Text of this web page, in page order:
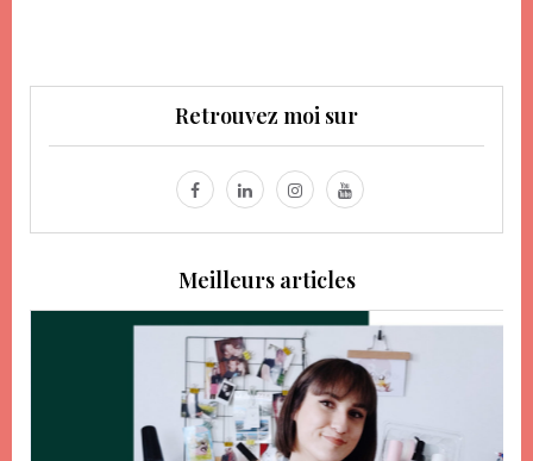
Retrouvez moi sur
Meilleurs articles